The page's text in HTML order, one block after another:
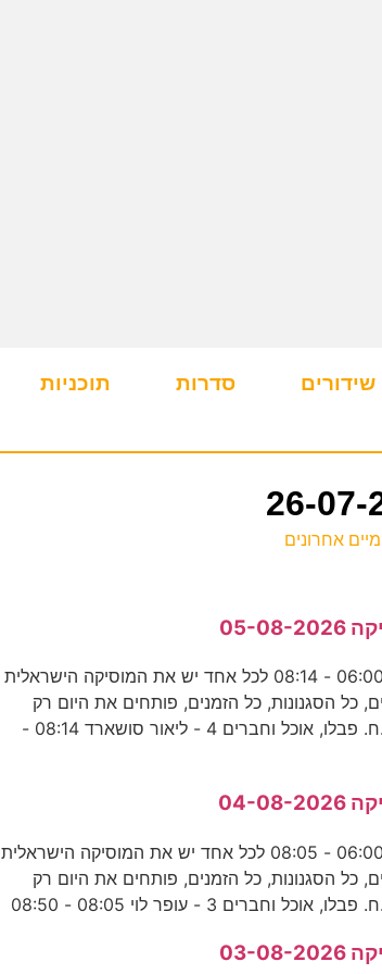
שידורים סדרות תוכניות
אחרונים
2026
בוקר ישראלי 06:00 - 08:14 לכל אחד יש את המוסיקה הישראלית
כל הסגנונות, כל הזמנים, פותחים את היום רק
בכחול לבן. ש.ח. פבלו, אוכל וחברים 4 - ליאור סושארד 08:14 -
2026
בוקר ישראלי 06:00 - 08:05 לכל אחד יש את המוסיקה הישראלית
כל הסגנונות, כל הזמנים, פותחים את היום רק
וחברים 3 - עופר לוי 08:05 - 08:50
2026